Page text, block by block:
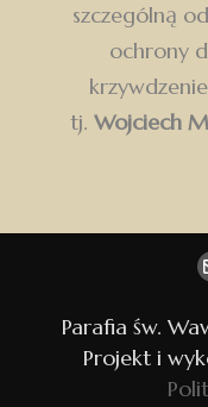
na
szczególną
ochrony
tj. Wojciech
Parafia św.
Projekt i